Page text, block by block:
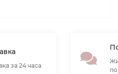
за 24 часа